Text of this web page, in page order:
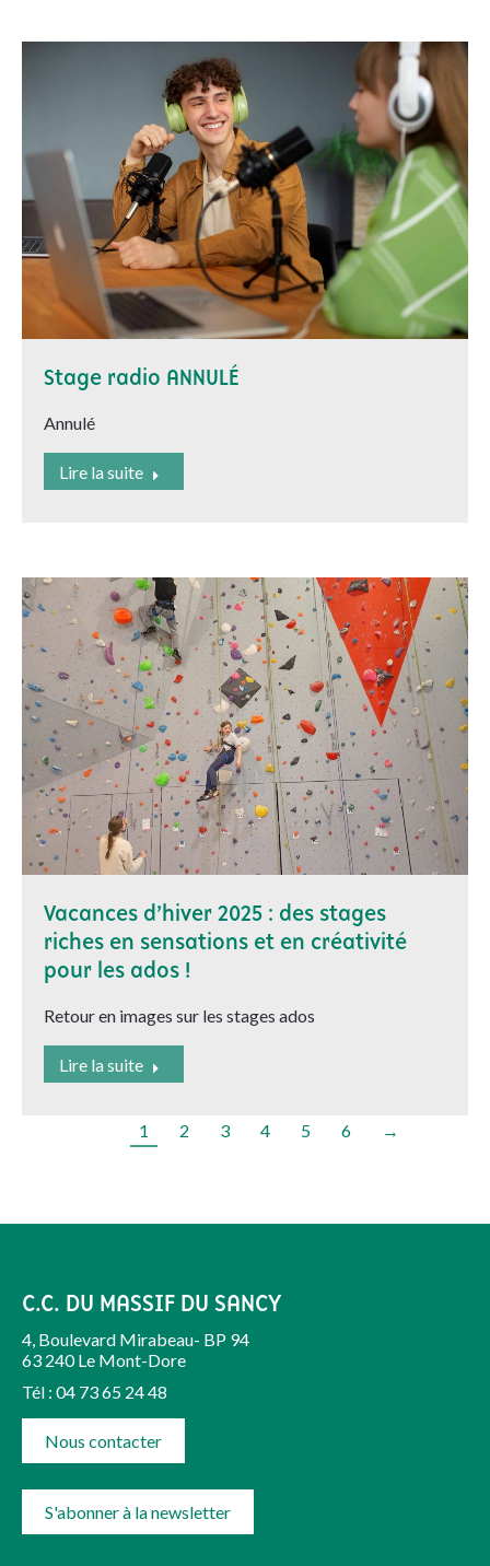
Stage radio ANNULÉ
Annulé
Lire la suite
Vacances d’hiver 2025 : des stages
riches en sensations et en créativité
pour les ados !
Retour en images sur les stages ados
Lire la suite
1 2 3 4 5 6 →
C.C. DU MASSIF DU SANCY
4, Boulevard Mirabeau- BP 94
63 240 Le Mont-Dore
Tél : 04 73 65 24 48
Nous contacter
S'abonner à la newsletter